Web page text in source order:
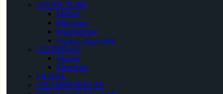
COUPE TUBE
Manuel
Electrique
Pneumatique
Guides coupe tube
CINTREUSE
Manuel
Electrique
FILIERE
CHANFREINEUSE